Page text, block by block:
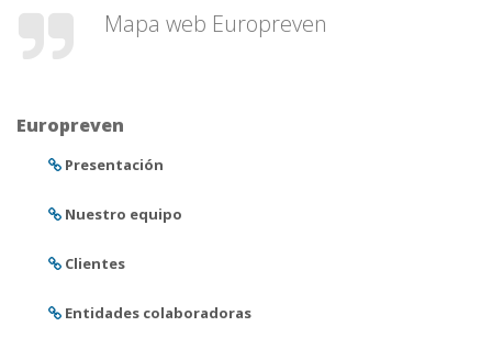
Mapa web Europreven
Europreven
Presentación
Nuestro equipo
Clientes
Entidades colaboradoras